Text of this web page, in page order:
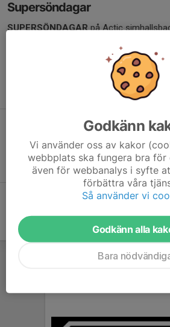
Supersöndagar
SUPERSÖNDAGARpå Actic
Tiden är 13.00 -16.00 med simstart kl.
och avslutande löpning ca 30-45 min.
Tävlingskalender
Se kommande tävlingar och anmälan i
Tävlingskalender Svensk Triathlon
Godkänn
Vi använder oss av kakor
webbplats ska fungera bra för
även för webbanalys i syfte
förbättra våra
Så använder vi
Godkänn alla
Bara